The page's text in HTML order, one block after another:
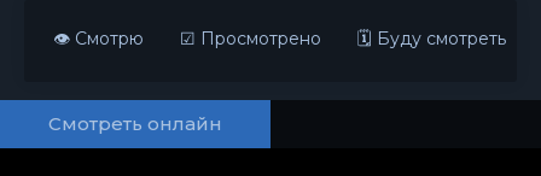
👁 Смотрю ☑ Просмотрено 🗓 Буду смотреть
Смотреть онлайн